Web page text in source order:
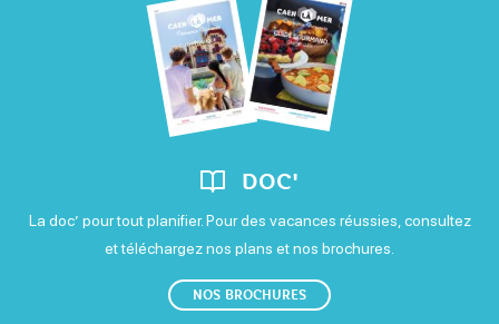
DOC'
La doc’ pour tout planifier. Pour des vacances réussies, consultez
et téléchargez nos plans et nos brochures.
NOS BROCHURES